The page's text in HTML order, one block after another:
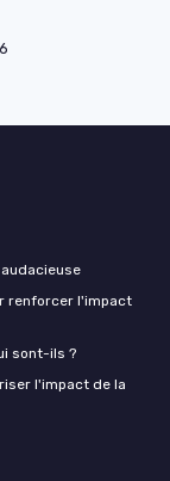
renforcer l'impact
sont-ils ?
l'impact de la